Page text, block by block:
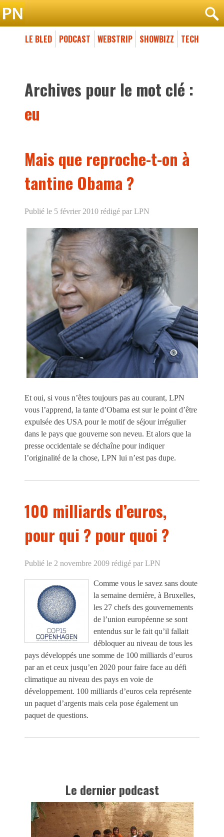
LE BLED PODCAST WEBSTRIP SHOWBIZZ TECH
Archives pour le mot clé :
eu
Mais que reproche-t-on à
tantine Obama ?
Publié le 5 février 2010 rédigé par LPN
Et oui, si vous n’êtes toujours pas au courant, LPN
vous l’apprend, la tante d’Obama est sur le point d’être
expulsée des USA pour le motif de séjour irrégulier
dans le pays que gouverne son neveu. Et alors que la
presse occidentale se déchaîne pour indiquer
l’originalité de la chose, LPN lui n’est pas dupe.
100 milliards d’euros,
pour qui ? pour quoi ?
Publié le 2 novembre 2009 rédigé par LPN
Comme vous le savez sans doute
la semaine dernière, à Bruxelles,
les 27 chefs des gouvernements
de l’union européenne se sont
entendus sur le fait qu’il fallait
débloquer au niveau de tous les
pays développés une somme de 100 milliards d’euros
par an et ceux jusqu’en 2020 pour faire face au défi
climatique au niveau des pays en voie de
développement. 100 milliards d’euros cela représente
un paquet d’argents mais cela pose également un
paquet de questions.
Le dernier podcast